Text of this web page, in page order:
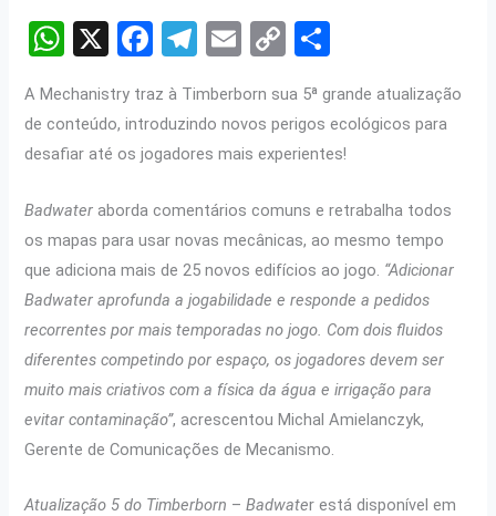
W
at
s
p
p
X
F
ce
b
o
k
T
e
gr
m
E
ail
C
py
Li
k
ar
e
A Mechanistry traz à Timberborn sua 5ª grande atualização
de conteúdo, introduzindo novos perigos ecológicos para
desafiar até os jogadores mais experientes!
Badwateraborda comentários comuns e retrabalha todos
os mapas para usar novas mecânicas, ao mesmo tempo
que adiciona mais de 25 novos edifícios ao jogo. “Adicionar
Badwater aprofunda a jogabilidade e responde a pedidos
recorrentes por mais temporadas no jogo. Com dois fluidos
diferentes competindo por espaço, os jogadores devem ser
muito mais criativos com a física da água e irrigação para
evitar contaminação”, acrescentou Michal Amielanczyk,
Gerente de Comunicações de Mecanismo.
Atualização 5 do Timberborn –Badwater está disponível em